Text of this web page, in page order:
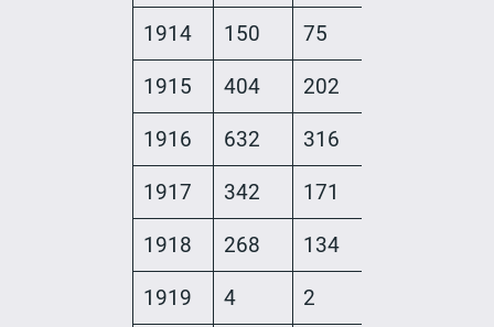
1914 150 75
1915 404 202
1916 632 316
1917 342 171
1918 268 134
1919 4 2